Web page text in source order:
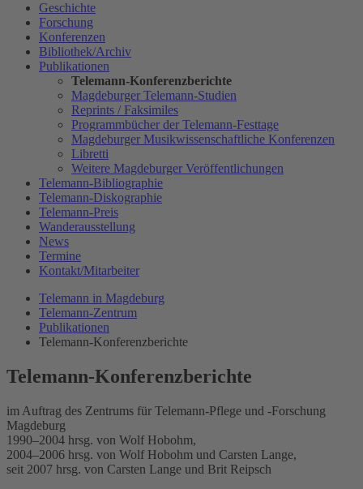
Geschichte
Forschung
Konferenzen
Bibliothek/Archiv
Publikationen
Telemann-Konferenzberichte
Magdeburger Telemann-Studien
Reprints / Faksimiles
Programmbücher der Telemann-Festtage
Magdeburger Musikwissenschaftliche Konferenzen
Libretti
Weitere Magdeburger Veröffentlichungen
Telemann-Bibliographie
Telemann-Diskographie
Telemann-Preis
Wanderausstellung
News
Termine
Kontakt/Mitarbeiter
Telemann in Magdeburg
Telemann-Zentrum
Publikationen
Telemann-Konferenzberichte
Telemann-Konferenzberichte
im Auftrag des Zentrums für Telemann-Pflege und -Forschung
Magdeburg
1990–2004 hrsg. von Wolf Hobohm,
2004–2006 hrsg. von Wolf Hobohm und Carsten Lange,
seit 2007 hrsg. von Carsten Lange und Brit Reipsch